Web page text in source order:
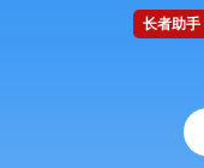
长者助手